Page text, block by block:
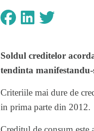
Soldul creditelor
tendinta
Criteriile mai dure de
in prima parte din 2012.